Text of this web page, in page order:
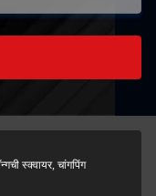
स्क्वायर, चांगपिंग